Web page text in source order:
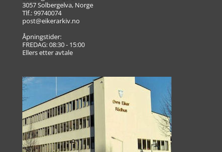
3057 Solbergelva, Norge
Tlf.: 99740074
post@eikerarkiv.no
Åpningstider:
FREDAG: 08:30 - 15:00
Ellers etter avtale